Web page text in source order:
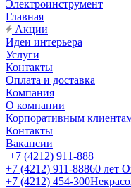
Электроинструмент
Главная
Акции
Идеи интерьера
Услуги
Контакты
Оплата и доставка
Компания
О компании
Корпоративным
Контакты
Вакансии
+7 (4212) 911-888
+7 (4212) 911-88860 лет
+7 (4212) 454-300